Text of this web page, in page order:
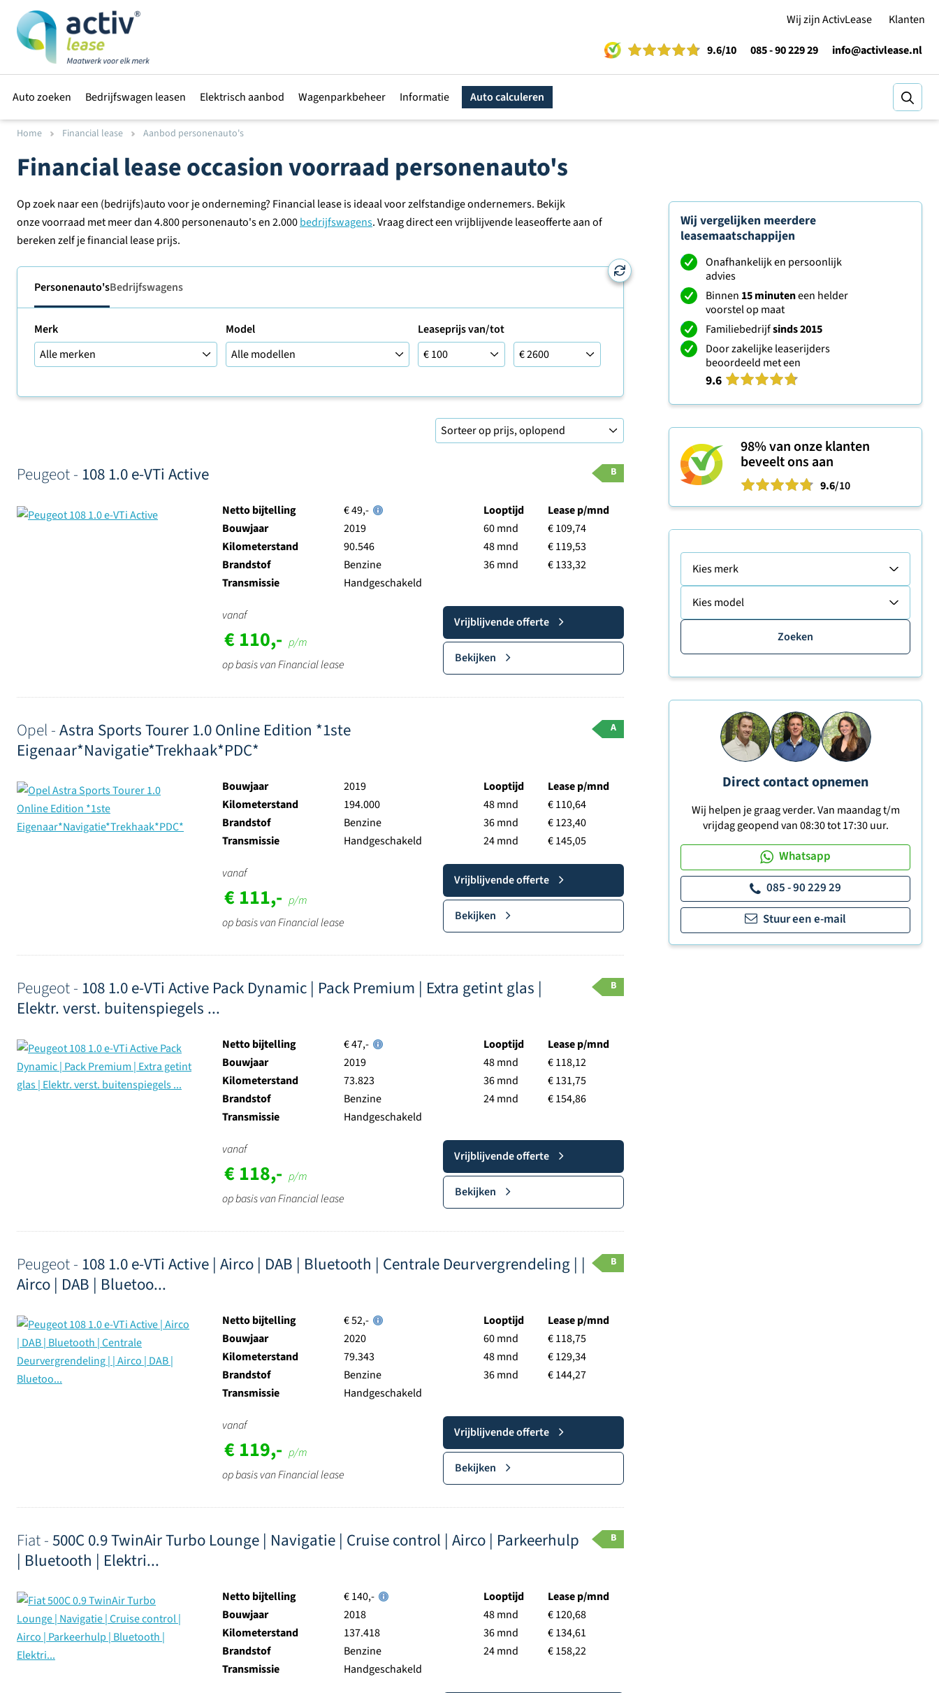
Wij zijn ActivLease
Klanten
9.6/10 085 - 90 229 29 info@activlease.nl
Auto zoeken Bedrijfswagen leasen Elektrisch aanbod Wagenparkbeheer Informatie Auto calculeren
Home Financial lease Aanbod personenauto's
Financial lease occasion voorraad personenauto's
Op zoek naar een (bedrijfs)auto voor je onderneming? Financial lease is ideaal voor zelfstandige ondernemers. Bekijk
onze voorraad met meer dan 4.800 personenauto's en 2.000bedrijfswagens. Vraag direct een vrijblijvende leaseofferte aan of
bereken zelf je financial lease prijs.
Personenauto'sBedrijfswagens
Merk Model
Leaseprijs van/tot
Leaseprijs tot
Peugeot - 108 1.0 e-VTi Active B
Netto bijtelling
€ 49,-
Bouwjaar
2019
Kilometerstand
90.546
Brandstof
Benzine
Transmissie
Handgeschakeld
Looptijd
60 mnd
48 mnd
36 mnd
Lease p/mnd
€ 109,74
€ 119,53
€ 133,32
vanaf
€ 110,- p/m
op basis van Financial lease
Vrijblijvende offerte
Bekijken
Opel -Astra Sports Tourer 1.0 Online Edition *1ste
Eigenaar*Navigatie*Trekhaak*PDC*
A
Bouwjaar
2019
Kilometerstand
194.000
Brandstof
Benzine
Transmissie
Handgeschakeld
Looptijd
48 mnd
36 mnd
24 mnd
Lease p/mnd
€ 110,64
€ 123,40
€ 145,05
vanaf
€ 111,- p/m
op basis van Financial lease
Vrijblijvende offerte
Bekijken
Peugeot - 108 1.0 e-VTi Active Pack Dynamic | Pack Premium | Extra getint glas |
Elektr. verst. buitenspiegels ...
B
Netto bijtelling
€ 47,-
Bouwjaar
2019
Kilometerstand
73.823
Brandstof
Benzine
Transmissie
Handgeschakeld
Looptijd
48 mnd
36 mnd
24 mnd
Lease p/mnd
€ 118,12
€ 131,75
€ 154,86
vanaf
€ 118,- p/m
op basis van Financial lease
Vrijblijvende offerte
Bekijken
Peugeot - 108 1.0 e-VTi Active | Airco | DAB | Bluetooth | Centrale Deurvergrendeling | |
Airco | DAB | Bluetoo...
B
Netto bijtelling
€ 52,-
Bouwjaar
2020
Kilometerstand
79.343
Brandstof
Benzine
Transmissie
Handgeschakeld
Looptijd
60 mnd
48 mnd
36 mnd
Lease p/mnd
€ 118,75
€ 129,34
€ 144,27
vanaf
€ 119,- p/m
op basis van Financial lease
Vrijblijvende offerte
Bekijken
Fiat -500C 0.9 TwinAir Turbo Lounge | Navigatie | Cruise control | Airco | Parkeerhulp
| Bluetooth | Elektri...
B
Netto bijtelling
€ 140,-
Bouwjaar
2018
Kilometerstand
137.418
Brandstof
Benzine
Transmissie
Handgeschakeld
Looptijd
48 mnd
36 mnd
24 mnd
Lease p/mnd
€ 120,68
€ 134,61
€ 158,22
Wij vergelijken meerdere
leasemaatschappijen
Onafhankelijk en persoonlijk
advies
Binnen 15 minuteneen helder
voorstel op maat
Familiebedrijfsinds 2015
Door zakelijke leaserijders
beoordeeld met een
9.6
98%van onze klanten
beveelt ons aan
9.6/10
Kies merk
Kies model
Zoeken
Direct contact opnemen
Wij helpen je graag verder. Van maandag t/m
vrijdag geopend van 08:30 tot 17:30 uur.
Whatsapp
085 - 90 229 29
Stuur een e-mail